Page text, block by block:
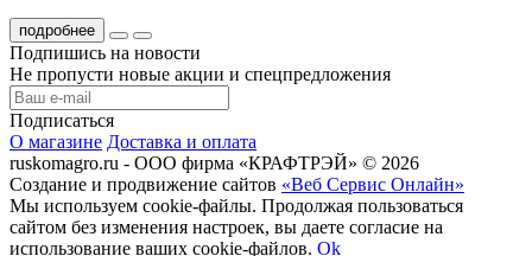
подробнее
Подпишись на новости
Не пропусти новые акции и спецпредложения
Подписаться
О магазине Доставка и оплата
ruskomagro.ru - ООО фирма «КРАФТРЭЙ» © 2026
Создание и продвижение сайтов «Веб Сервис Онлайн»
Мы используем cookie-файлы. Продолжая пользоваться
сайтом без изменения настроек, вы даете согласие на
использование ваших cookie-файлов. Ok